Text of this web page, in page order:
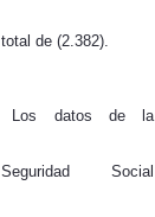
total de (2.382).
Los datos de la
Seguridad Social